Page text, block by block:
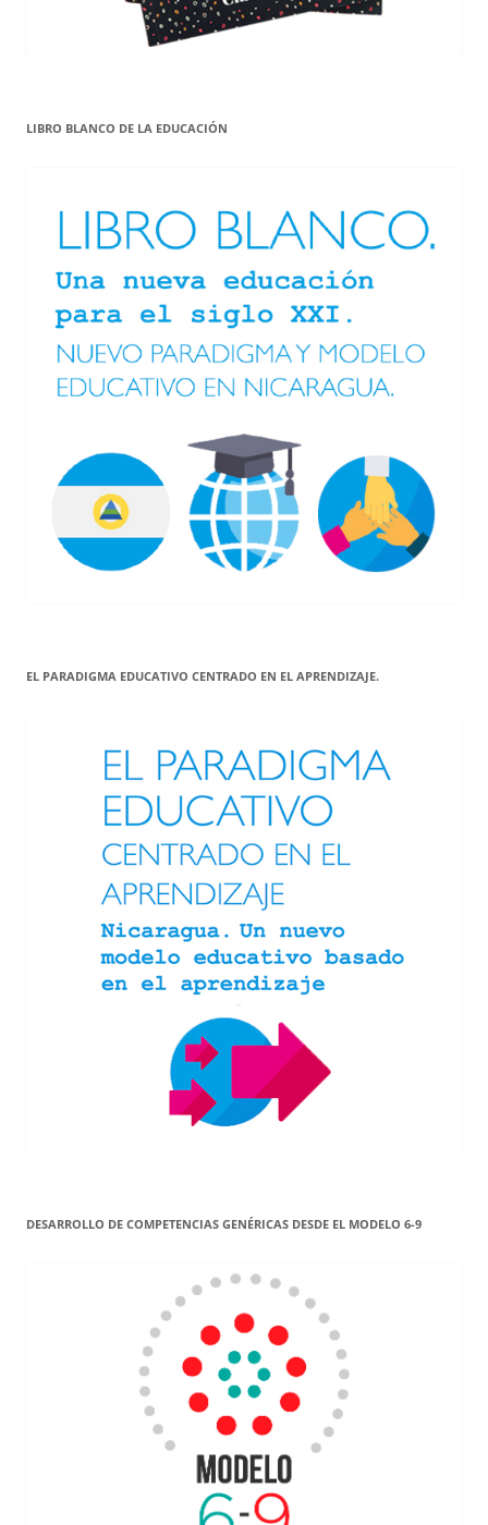
LIBRO BLANCO DE LA EDUCACIÓN
EL PARADIGMA EDUCATIVO CENTRADO EN EL APRENDIZAJE.
DESARROLLO DE COMPETENCIAS GENÉRICAS DESDE EL MODELO 6-9